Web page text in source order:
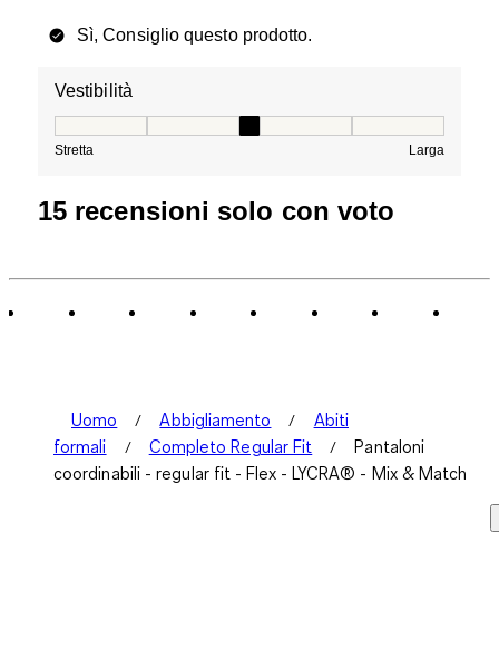
Sì, Consiglio questo prodotto.
Vestibilità
Stretta Larga
15 recensioni solo con voto
Uomo Abbigliamento
Abiti
formali
Completo Regular Fit
Pantaloni
coordinabili - regular fit - Flex - LYCRA® - Mix & Match